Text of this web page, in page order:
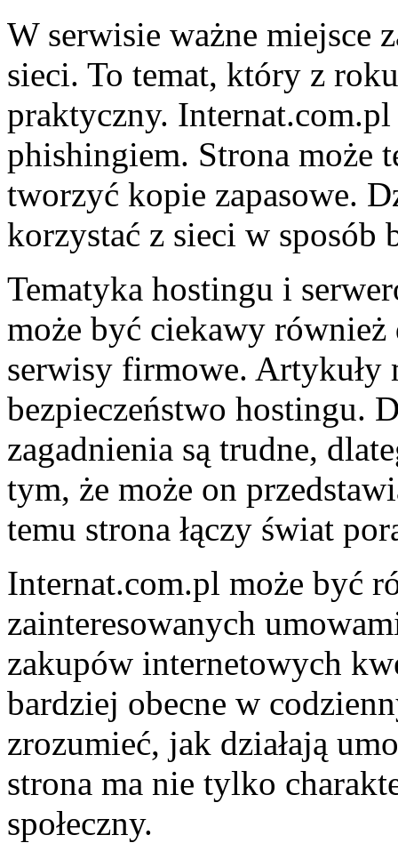
W serwisie ważne miejsce
sieci. To temat, który z
praktyczny. Internat.com.pl
phishingiem. Strona może
tworzyć kopie zapasowe.
korzystać z sieci w sposób
Tematyka hostingu i
może być ciekawy również
serwisy firmowe. Artykuły
bezpieczeństwo hostingu.
zagadnienia są trudne,
tym, że może on
temu strona łączy świat
Internat.com.pl może być
zainteresowanych
zakupów internetowych
bardziej obecne w
zrozumieć, jak działają
strona ma nie tylko
społeczny.